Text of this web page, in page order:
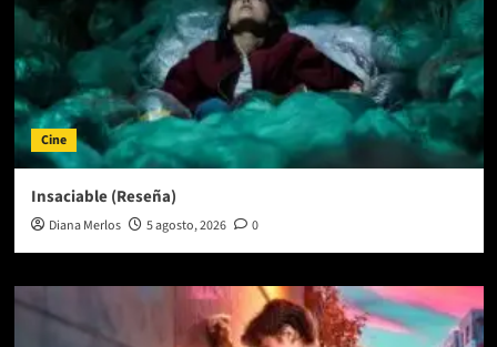
Cine
Insaciable (Reseña)
Diana Merlos 5 agosto, 2026 0